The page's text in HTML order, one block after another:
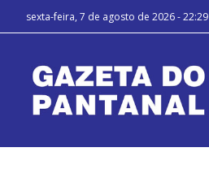
sexta-feira, 7 de agosto de 2026 - 22:29